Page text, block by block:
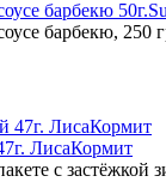
барбекю
барбекю, 250
ЛисаКормит
с застёжкой